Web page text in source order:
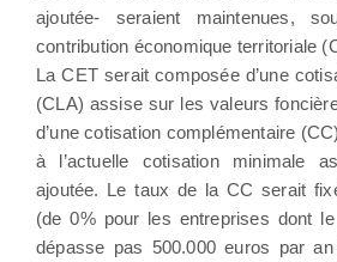
ajoutée- seraient maintenues,
contribution économique territoriale
La CET serait composée d’une
(CLA) assise sur les valeurs
d’une cotisation complémentaire
à l’actuelle cotisation minimale
ajoutée. Le taux de la CC serait
(de 0% pour les entreprises dont
dépasse pas 500.000 euros par